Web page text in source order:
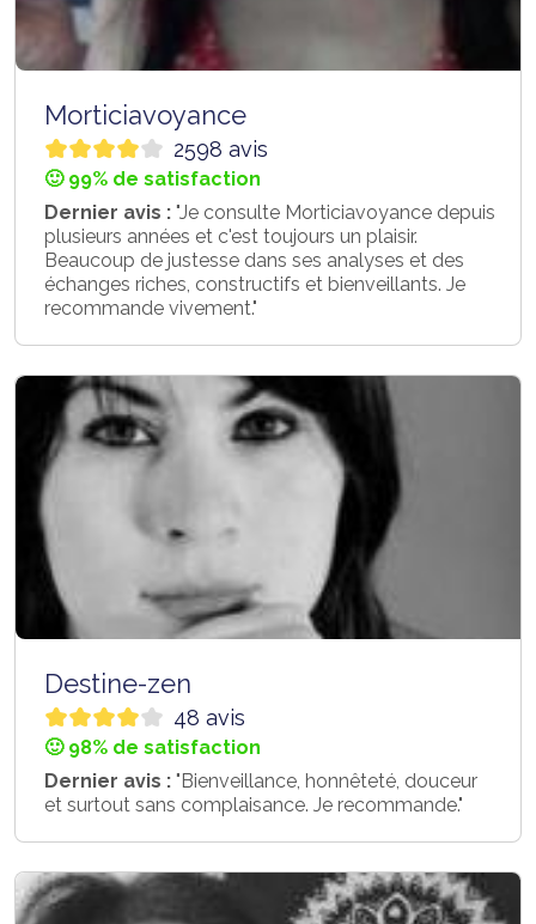
Morticiavoyance
2598 avis
🙂 99% de satisfaction
Dernier avis : "Je consulte Morticiavoyance depuis
plusieurs années et c'est toujours un plaisir.
Beaucoup de justesse dans ses analyses et des
échanges riches, constructifs et bienveillants. Je
recommande vivement."
Destine-zen
48 avis
🙂 98% de satisfaction
Dernier avis : "Bienveillance, honnêteté, douceur
et surtout sans complaisance. Je recommande."